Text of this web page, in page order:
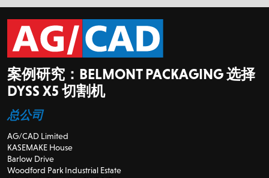
案例研究：BELMONT PACKAGING 选择
DYSS X5 切割机
总公司
AG/CAD Limited
KASEMAKE House
Barlow Drive
Woodford Park Industrial Estate